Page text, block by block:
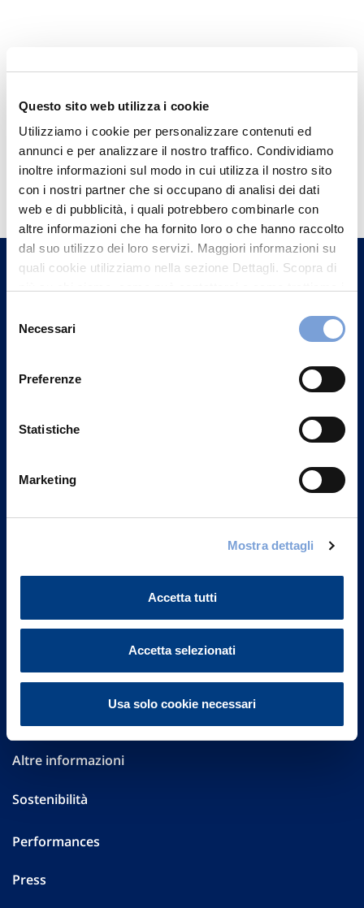
Questo sito web utilizza i cookie
Utilizziamo i cookie per personalizzare contenuti ed
annunci e per analizzare il nostro traffico. Condividiamo
inoltre informazioni sul modo in cui utilizza il nostro sito
con i nostri partner che si occupano di analisi dei dati
web e di pubblicità, i quali potrebbero combinarle con
altre informazioni che ha fornito loro o che hanno raccolto
dal suo utilizzo dei loro servizi. Maggiori informazioni su
quali cookie utilizziamo nella sezione Dettagli. Scopra di
può trovare nel footer del sito nella sezione "Informativa
delNecessari
Preferenze
Statistiche
Marketing
Mostra dettagli
Accetta tutti
Accetta selezionati
Usa solo cookie necessari
Hai bisogno di
informazioni?
Trova l'Agenzia più vicina a te e parla con
un nostro Agente.
Contattaci
Governance
Investor Relations
Altre informazioni
Sostenibilità
Performances
Press